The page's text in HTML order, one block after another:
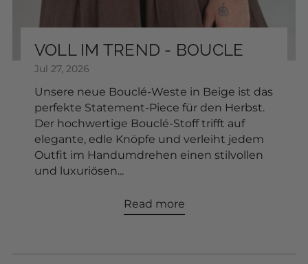
Add to Cart
VOLL IM TREND - BOUCLE
Jul 27, 2026
Unsere neue Bouclé-Weste in Beige ist das
perfekte Statement-Piece für den Herbst.
Der hochwertige Bouclé-Stoff trifft auf
elegante, edle Knöpfe und verleiht jedem
Outfit im Handumdrehen einen stilvollen
und luxuriösen...
Read more